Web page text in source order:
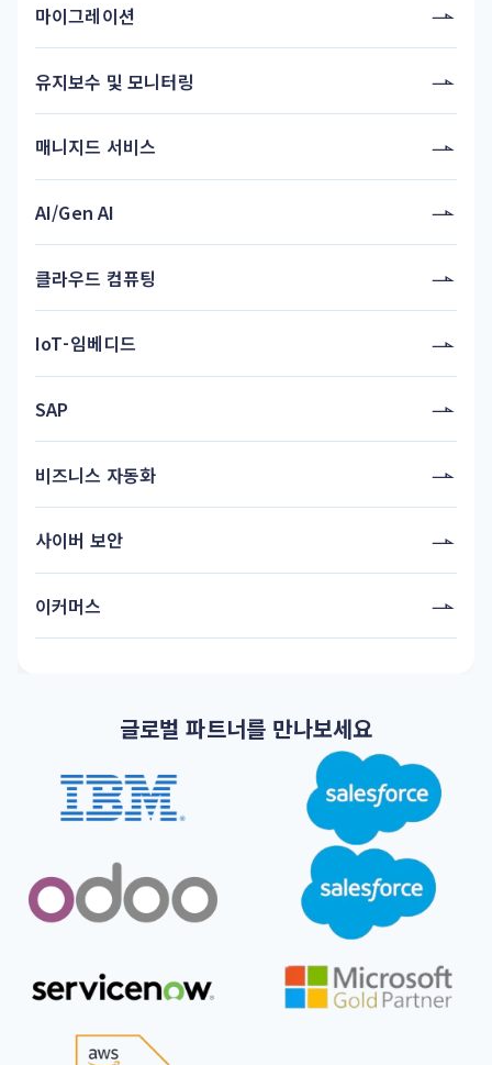
마이그레이션
유지보수 및 모니터링
매니지드 서비스
AI/Gen AI
클라우드 컴퓨팅
IoT-임베디드
SAP
비즈니스 자동화
사이버 보안
이커머스
글로벌 파트너를 만나보세요